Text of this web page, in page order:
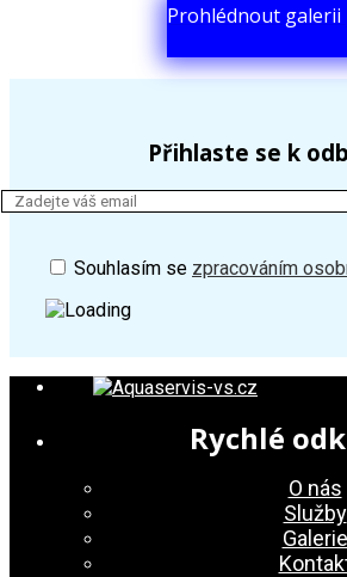
Prohlédnout galerii
Přihlaste se k
Souhlasím se zpracováním
Rychlé
O nás
Služby
Galerie